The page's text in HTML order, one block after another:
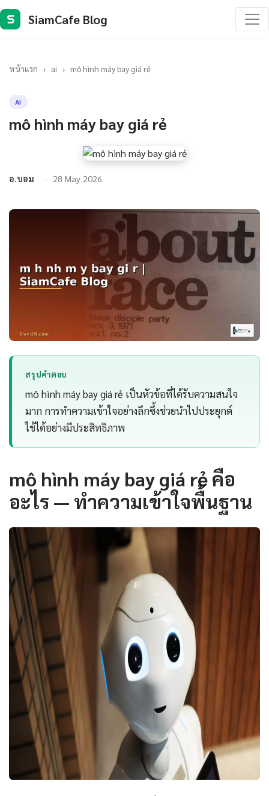
S SiamCafe Blog
หน้าแรก › ai › mô hình máy bay giá rẻ
AI
mô hình máy bay giá rẻ
อ.บอม 28 May 2026
สรุปคำตอบ
mô hình máy bay giá rẻ เป็นหัวข้อที่ได้รับความสนใจ
มาก การทำความเข้าใจอย่างลึกซึ้งช่วยนำไปประยุกต์
ใช้ได้อย่างมีประสิทธิภาพ
mô hình máy bay giá rẻ คือ
อะไร — ทำความเข้าใจพื้นฐาน